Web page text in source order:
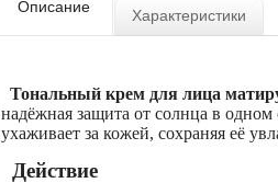
Описание Характеристики
Тональный крем для лица
надёжная защита от солнца в одном
ухаживает за кожей, сохраняя её
Действие